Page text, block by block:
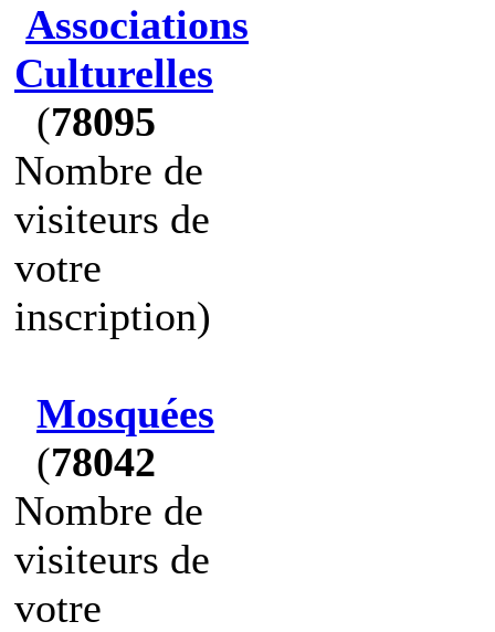
Associations
Culturelles
(78095
Nombre de
visiteurs de
votre
inscription)
Mosquées
(78042
Nombre de
visiteurs de
votre